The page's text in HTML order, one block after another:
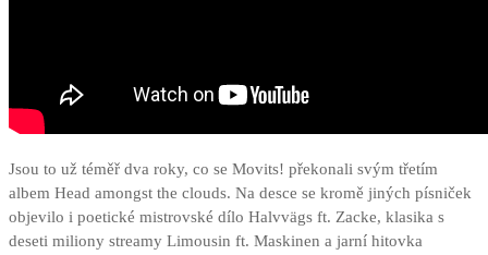
Jsou to už téměř dva roky, co se Movits! překonali svým třetím
albem Head amongst the clouds. Na desce se kromě jiných písniček
objevilo i poetické mistrovské dílo Halvvägs ft. Zacke, klasika s
deseti miliony streamy Limousin ft. Maskinen a jarní hitovka